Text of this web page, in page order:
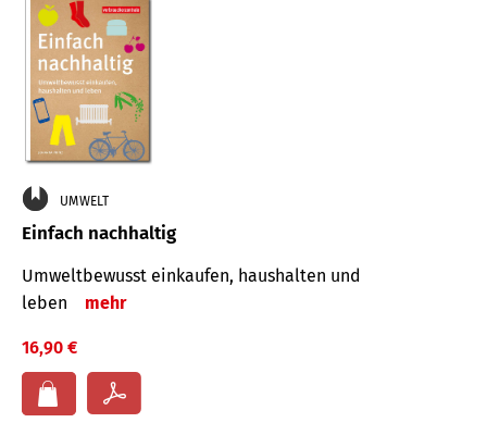
UMWELT
Einfach nachhaltig
Umweltbewusst einkaufen, haushalten und
leben
mehr
16,90 €